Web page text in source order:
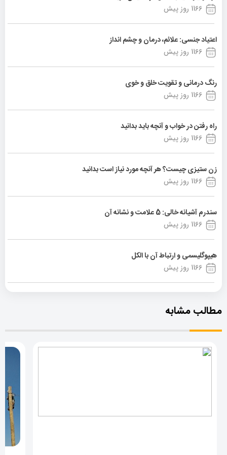
1166 روز پیش
اعتیاد جنسی: علائم، درمان و چشم انداز
1166 روز پیش
رنگ درمانی و تقویت خلق و خوی
1166 روز پیش
راه رفتن در خواب و آنچه باید بدانید
1166 روز پیش
زن ستیزی چیست؟ هر آنچه مورد نیاز است بدانید
1166 روز پیش
سندرم آشیانه خالی: 5 علامت و نشانه آن
1166 روز پیش
هیپوگلیسمی و ارتباط آن با الکل
1166 روز پیش
مطالب مشابه